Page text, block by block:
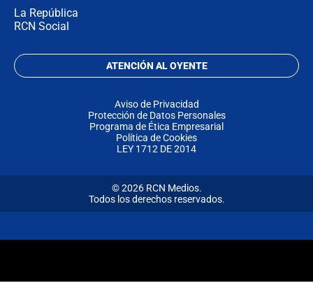
La República
RCN Social
ATENCIÓN AL OYENTE
Aviso de Privacidad
Protección de Datos Personales
Programa de Ética Empresarial
Política de Cookies
LEY 1712 DE 2014
© 2026 RCN Medios.
Todos los derechos reservados.